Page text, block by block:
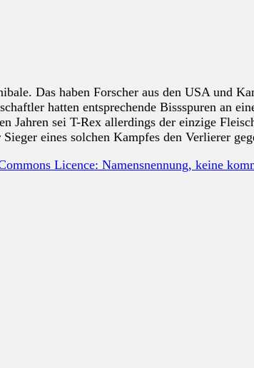
Das haben Forscher aus den USA und
hatten entsprechende Bissspuren an
Jahren sei T-Rex allerdings der einzige
eines solchen Kampfes den Verlierer
Licence: Namensnennung, keine